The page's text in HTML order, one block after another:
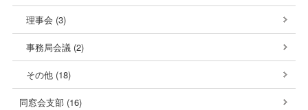
理事会 (3)
事務局会議 (2)
その他 (18)
同窓会支部 (16)